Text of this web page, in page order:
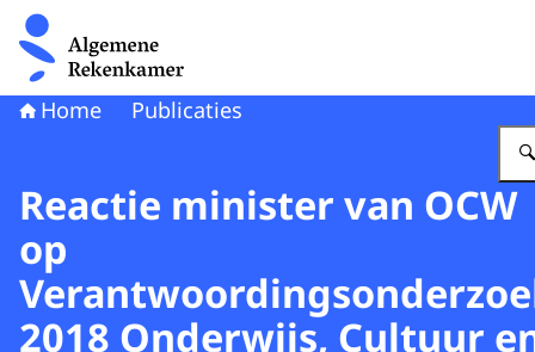
Naar de homepage van Algemene Rekenkamer
Home Publicaties
Reactie minister van OCW
op
2018 Onderwijs, Cultuur